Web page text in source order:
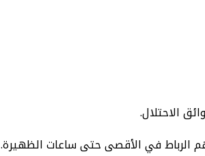
الاحتلال.
الرباط في الأقصى حتى ساعات الظهيرة.